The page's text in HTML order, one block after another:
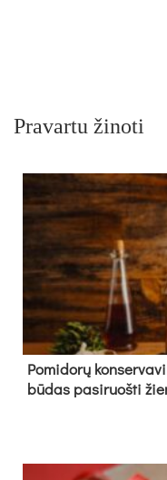
Pravartu žinoti
Pomidorų
būdas pasiruošti